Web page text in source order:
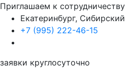
Приглашаем к
Екатеринбург,
+7 (995) 222-46-15
заявки круглосуточно